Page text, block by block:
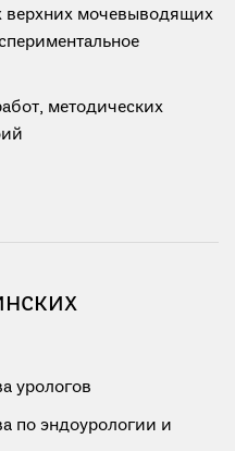
верхних мочевыводящих
методических
урологов
по эндоурологии и